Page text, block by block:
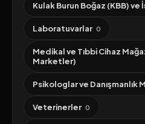
Kulak Burun Boğaz (KBB)
Laboratuvarlar 0
Medikal ve Tıbbi Cihaz
Marketler)
Psikologlar ve Danışmanlık
Veterinerler 0